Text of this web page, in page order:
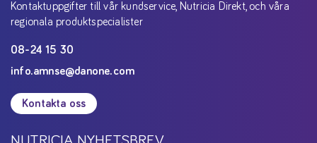
Kontaktuppgifter till vår kundservice, Nutricia Direkt, och våra
regionala produktspecialister
08-24 15 30
info.amnse@danone.com
Kontakta oss